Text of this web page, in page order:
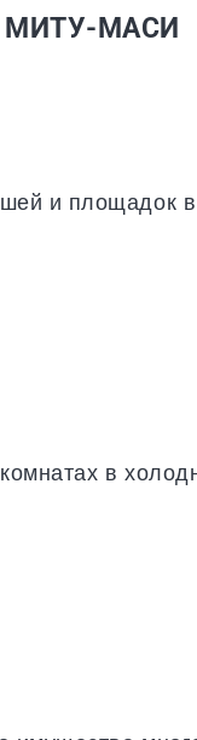
МИТУ-МАСИ
и площадок
в